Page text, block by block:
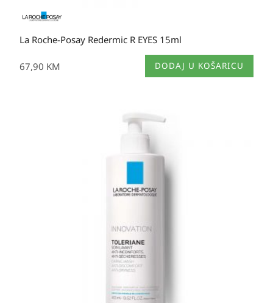
La Roche-Posay Redermic R EYES 15ml
67,90 KM DODAJ U KOŠARICU